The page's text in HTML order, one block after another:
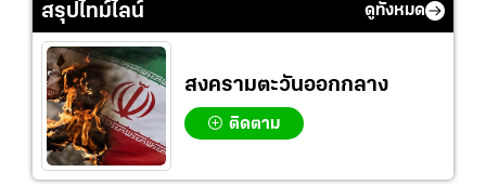
สรุปไทม์ไลน์ ดูทั้งหมด
สงครามตะวันออกกลาง
ติดตาม